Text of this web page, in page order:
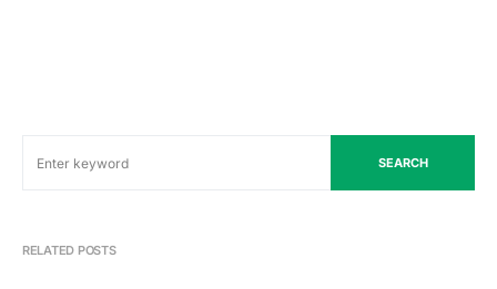
SEARCH
RELATED POSTS